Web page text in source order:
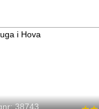
38743